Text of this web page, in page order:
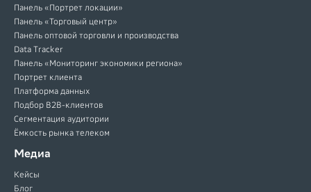
Панель «Портрет локации»
Панель «Торговый центр»
Панель оптовой торговли и производства
Data Tracker
Панель «Мониторинг экономики региона»
Портрет клиента
Платформа данных
Подбор B2B-клиентов
Сегментация аудитории
Ёмкость рынка телеком
Медиа
Кейсы
Блог